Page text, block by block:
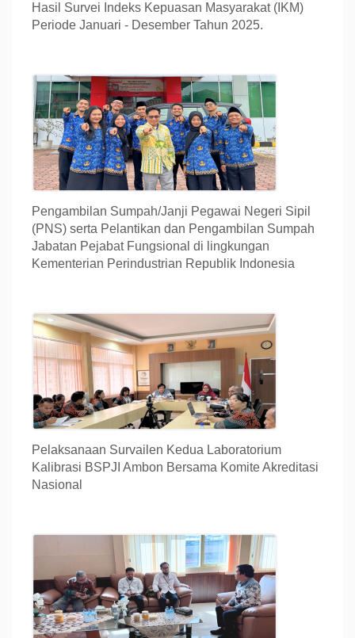
Hasil Survei Indeks Kepuasan Masyarakat (IKM)
Periode Januari - Desember Tahun 2025.
Pengambilan Sumpah/Janji Pegawai Negeri Sipil
(PNS) serta Pelantikan dan Pengambilan Sumpah
Jabatan Pejabat Fungsional di lingkungan
Kementerian Perindustrian Republik Indonesia
Pelaksanaan Survailen Kedua Laboratorium
Kalibrasi BSPJI Ambon Bersama Komite Akreditasi
Nasional